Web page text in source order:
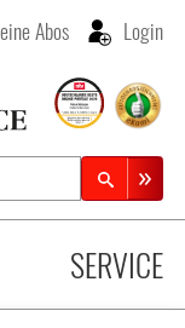
Abos Login
SERVICE